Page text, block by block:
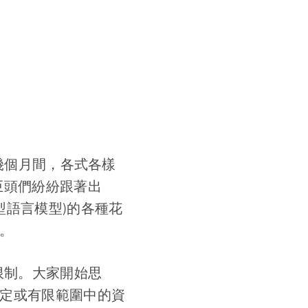
個月間，各式各樣
們紛紛跟著出
語言模型)的各種花
。大家開始思
或有限範圍中的資